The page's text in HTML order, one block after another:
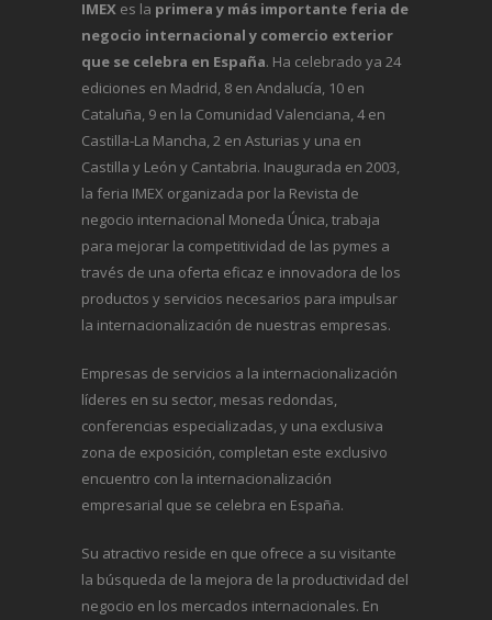
IMEX es la primera y más importante feria de
negocio internacional y comercio exterior
que se celebra en España. Ha celebrado ya 24
ediciones en Madrid, 8 en Andalucía, 10 en
Cataluña, 9 en la Comunidad Valenciana, 4 en
Castilla-La Mancha, 2 en Asturias y una en
Castilla y León y Cantabria. Inaugurada en 2003,
la feria IMEX organizada por la Revista de
negocio internacional Moneda Única , trabaja
para mejorar la competitividad de las pymes a
través de una oferta eficaz e innovadora de los
productos y servicios necesarios para impulsar
la internacionalización de nuestras empresas.
Empresas de servicios a la internacionalización
líderes en su sector, mesas redondas,
conferencias especializadas, y una exclusiva
zona de exposición, completan este exclusivo
encuentro con la internacionalización
empresarial que se celebra en España.
Su atractivo reside en que ofrece a su visitante
la búsqueda de la mejora de la productividad del
negocio en los mercados internacionales. En